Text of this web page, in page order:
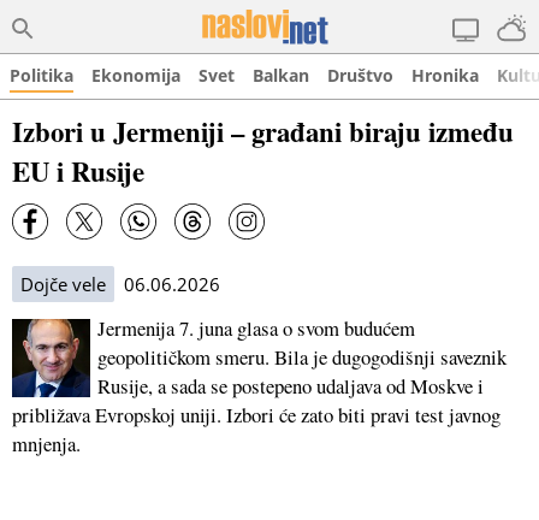
Politika Ekonomija Svet Balkan Društvo Hronika
Izbori u Jermeniji – građani biraju između
EU i Rusije
Dojče vele 06.06.2026
Jermenija 7. juna glasa o svom budućem
geopolitičkom smeru. Bila je dugogodišnji saveznik
Rusije, a sada se postepeno udaljava od Moskve i
približava Evropskoj uniji. Izbori će zato biti pravi test javnog
mnjenja.